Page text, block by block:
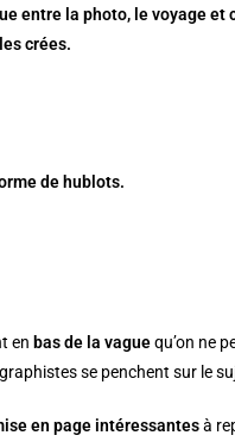
entre la photo, le voyage et
crées.
de hublots.
en bas de la vaguequ’on ne
se penchent sur le
en page intéressantesà